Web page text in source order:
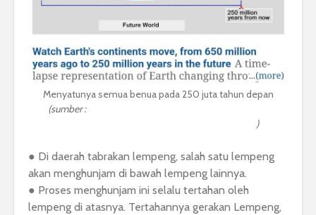
Menyatunya semua benua pada 250 juta tahun depan
(sumber :
)
● Di daerah tabrakan lempeng, salah satu lempeng
akan menghunjam di bawah lempeng lainnya.
● Proses menghunjam ini selalu tertahan oleh
lempeng di atasnya. Tertahannya gerakan Lempeng,